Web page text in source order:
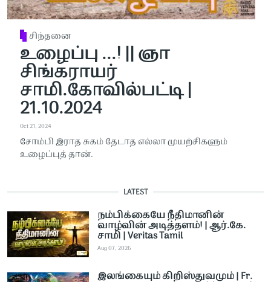
சிந்தனை
உழைப்பு ...! || ஞா
சிங்கராயர்
சாமி.கோவில்பட்டி |
21.10.2024
Oct 21, 2024
சோம்பி இராத சுகம் தேடாத எல்லா முயற்சிகளும்
உழைப்புத் தான்.
LATEST
நம்பிக்கையே நீதிமானின்
வாழ்வின் அடித்தளம்! | ஆர்.கே.
சாமி | Veritas Tamil
Aug 07, 2026
இலங்கையும் கிறிஸ்துவமும் | Fr.